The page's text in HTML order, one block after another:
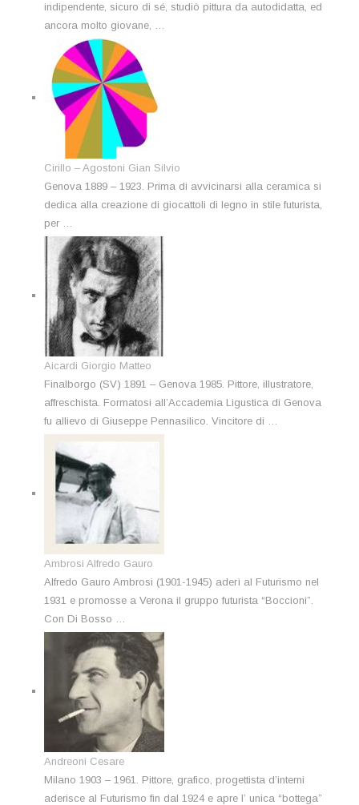
indipendente, sicuro di sé, studiò pittura da autodidatta, ed
ancora molto giovane, …
Cirillo – Agostoni Gian Silvio
Genova 1889 – 1923. Prima di avvicinarsi alla ceramica si
dedica alla creazione di giocattoli di legno in stile futurista,
per …
Aicardi Giorgio Matteo
Finalborgo (SV) 1891 – Genova 1985. Pittore, illustratore,
affreschista. Formatosi all’Accademia Ligustica di Genova
fu allievo di Giuseppe Pennasilico. Vincitore di …
Ambrosi Alfredo Gauro
Alfredo Gauro Ambrosi (1901-1945) aderì al Futurismo nel
1931 e promosse a Verona il gruppo futurista “Boccioni”.
Con Di Bosso …
Andreoni Cesare
Milano 1903 – 1961. Pittore, grafico, progettista d’interni
aderisce al Futurismo fin dal 1924 e apre l’ unica “bottega”